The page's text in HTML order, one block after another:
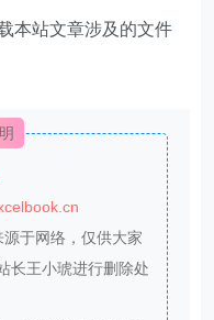
本站文章涉及的文件
于网络，仅供大家
长王小琥进行删除处